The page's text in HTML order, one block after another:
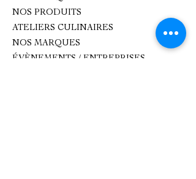
NOS PRODUITS
ATELIERS CULINAIRES
NOS MARQUES
ÉVÈNEMENTS / ENTREPRISES